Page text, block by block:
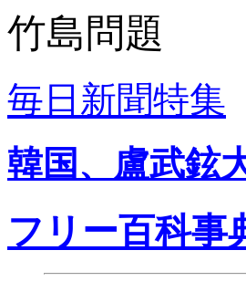
竹島問題
毎日新聞特集
韓国、盧武鉉
フリー百科事